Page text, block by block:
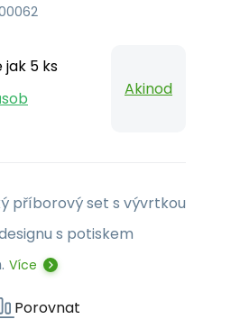
jak 5 ks
Akinod
příborový set s vývrtkou
s potiskem
Více
Porovnat